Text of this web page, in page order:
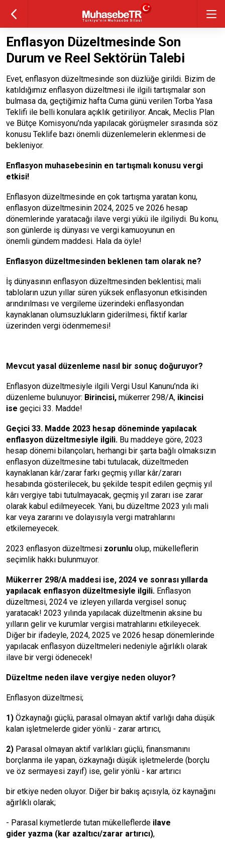
Enflasyon Düzeltmesinde Son
Durum ve Reel Sektörün Talebi
Evet, enflasyon düzeltmesinde son düzlüğe girildi. Bizim de
katıldığımız enflasyon düzeltmesi ile ilgili tartışmalar son
bulmasa da, geçtiğimiz hafta Cuma günü verilen Torba Yasa
Teklifi ile belli konulara açıklık getiriliyor. Ancak, Meclis Plan
ve Bütçe Komisyonu’nda yapılacak görüşmeler sırasında söz
konusu Teklife bazı önemli düzenlemelerin eklenmesi de
bekleniyor.
Enflasyon muhasebesinin en tartışmalı konusu vergi
etkisi!
Enflasyon düzeltmesinde en çok tartışma yaratan konu,
enflasyon düzeltmesinin 2024, 2025 ve 2026 hesap
dönemlerinde yaratacağı ilave vergi yükü ile ilgiliydi. Bu konu,
son günlerde iş dünyası ve vergi kamuoyunun en
önemli gündem maddesi. Hala da öyle!
Enflasyon düzeltmesinden beklenen tam olarak ne?
İş dünyasının enflasyon düzeltmesinden beklentisi; mali
tabloların uzun yıllar süren yüksek enflasyonun etkisinden
arındırılması ve vergileme üzerindeki enflasyondan
kaynaklanan olumsuzlukların giderilmesi, fiktif karlar
üzerinden vergi ödenmemesi!
Mevcut yasal düzenleme nasıl bir sonuç doğuruyor?
Enflasyon düzeltmesiyle ilgili Vergi Usul Kanunu’nda iki
düzenleme bulunuyor: Birincisi, mükerrer 298/A, ikincisi
ise geçici 33. Madde!
Geçici 33. Madde 2023 hesap döneminde yapılacak
enflasyon düzeltmesiyle ilgili. Bu maddeye göre, 2023
hesap dönemi bilançoları, herhangi bir şarta bağlı olmaksızın
enflasyon düzeltmesine tabi tutulacak, düzeltmeden
kaynaklanan kâr/zarar farkı geçmiş yıllar kâr/zararı
hesabında gösterilecek, bu şekilde tespit edilen geçmiş yıl
kârı vergiye tabi tutulmayacak, geçmiş yıl zararı ise zarar
olarak kabul edilmeyecek. Yani, bu düzeltme 2023 yılı mali
kar veya zararını ve dolayısıyla vergi matrahlarını
etkilemeyecek.
2023 enflasyon düzeltmesi zorunlu olup, mükelleflerin
seçimlik hakkı bulunmuyor.
Mükerrer 298/A maddesi ise, 2024 ve sonrası yıllarda
yapılacak enflasyon düzeltmesiyle ilgili. Enflasyon
düzeltmesi, 2024 ve izleyen yıllarda vergisel sonuç
yaratacak! 2023 yılında yapılacak düzeltmenin aksine bu
yılların gelir ve kurumlar vergisi matrahlarını etkileyecek.
Diğer bir ifadeyle, 2024, 2025 ve 2026 hesap dönemlerinde
yapılacak enflasyon düzeltmeleri nedeniyle ağırlıklı olarak
ilave bir vergi ödenecek!
Düzeltme neden ilave vergiye neden oluyor?
Enflasyon düzeltmesi;
1) Özkaynağı güçlü, parasal olmayan aktif varlığı daha düşük
kalan işletmelerde gider yönlü - zarar artırıcı,
2) Parasal olmayan aktif varlıkları güçlü, finansmanını
borçlanma ile yapan, özkaynağı düşük işletmelerde (borçlu
ve öz sermayesi zayıf) ise, gelir yönlü - kar artırıcı
bir etkiye neden oluyor. Diğer bir bakış açısıyla, öz kaynağını
ağırlıklı olarak;
- Parasal kıymetlerde tutan mükelleflerde ilave
gider yazma (kar azaltıcı/zarar artırıcı),